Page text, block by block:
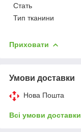
Стать
Тип тканини
Приховати
Умови доставки
Нова Пошта
Всі умови доставки